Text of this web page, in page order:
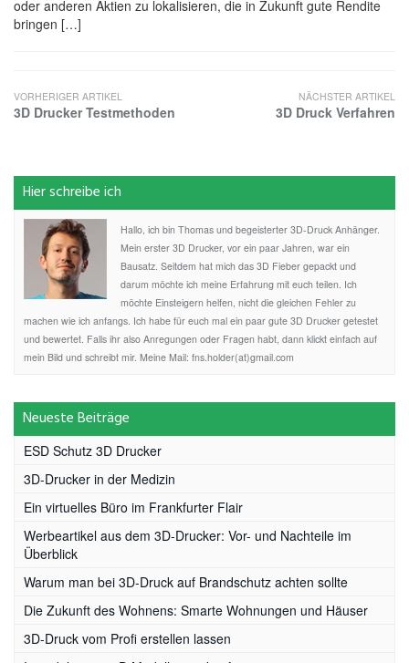
oder anderen Aktien zu lokalisieren, die in Zukunft gute Rendite
bringen […]
VORHERIGER ARTIKEL
3D Drucker Testmethoden
NÄCHSTER ARTIKEL
3D Druck Verfahren
Hier schreibe ich
Hallo, ich bin Thomas und begeisterter 3D-Druck Anhänger.
Mein erster 3D Drucker, vor ein paar Jahren, war ein
Bausatz. Seitdem hat mich das 3D Fieber gepackt und
darum möchte ich meine Erfahrung mit euch teilen. Ich
möchte Einsteigern helfen, nicht die gleichen Fehler zu
machen wie ich anfangs. Ich habe für euch mal ein paar gute 3D Drucker getestet
und bewertet. Falls ihr also Anregungen oder Fragen habt, dann klickt einfach auf
mein Bild und schreibt mir. Meine Mail: fns.holder(at)gmail.com
Neueste Beiträge
ESD Schutz 3D Drucker
3D-Drucker in der Medizin
Ein virtuelles Büro im Frankfurter Flair
Werbeartikel aus dem 3D-Drucker: Vor- und Nachteile im
Überblick
Warum man bei 3D-Druck auf Brandschutz achten sollte
Die Zukunft des Wohnens: Smarte Wohnungen und Häuser
3D-Druck vom Profi erstellen lassen